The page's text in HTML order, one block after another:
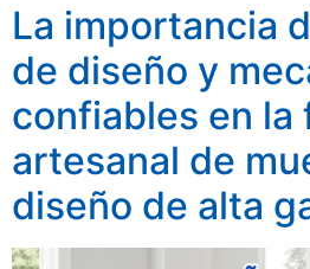
La importancia
de diseño y
confiables en la
artesanal de
diseño de alta